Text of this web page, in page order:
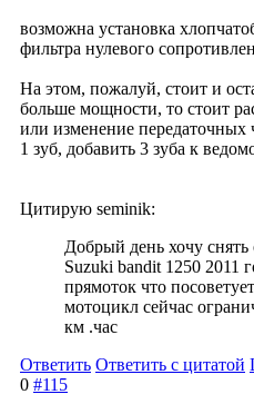
возможна установка
фильтра нулевого
На этом, пожалуй, стоит и
больше мощности, то стоит
или изменение передаточных
1 зуб, добавить 3 зуба к
Цитирую seminik:
Добрый день хочу снять
Suzuki bandit 1250 2011
прямоток что
мотоцикл сейчас
км .час
Ответить Ответить с цитатой
0 #115